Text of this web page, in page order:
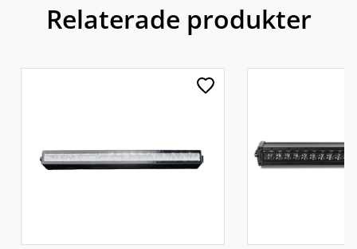
Relaterade produkter